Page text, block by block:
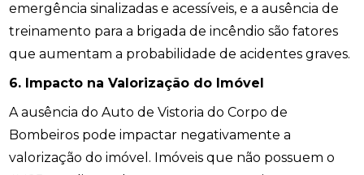
emergência sinalizadas e acessíveis, e a ausência de
treinamento para a brigada de incêndio são fatores
que aumentam a probabilidade de acidentes graves.
6. Impacto na Valorização do Imóvel
A ausência do Auto de Vistoria do Corpo de
Bombeiros pode impactar negativamente a
valorização do imóvel. Imóveis que não possuem o